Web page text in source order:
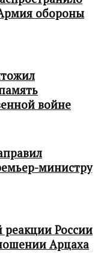
обороны
войне
министру
реакции России
Арцаха